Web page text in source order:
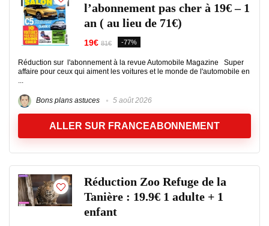
l’abonnement pas cher à 19€ – 1
an ( au lieu de 71€)
19€ 81€ -77%
Réduction sur l'abonnement à la revue Automobile Magazine Super
affaire pour ceux qui aiment les voitures et le monde de l'automobile en
...
Bons plans astuces 5 août 2026
ALLER SUR FRANCEABONNEMENT
Réduction Zoo Refuge de la
Tanière : 19.9€ 1 adulte + 1
enfant